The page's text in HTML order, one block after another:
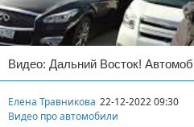
Видео: Дальний Восток!
Елена Травникова 22-12-2022 09:30
Видео про автомобили